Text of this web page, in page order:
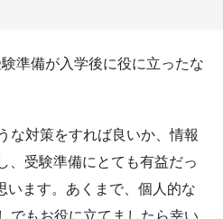
準備が入学後に役に立ったな
な対策をすれば良いか、情報
、受験準備にとても有益だっ
います。あくまで、個人的な